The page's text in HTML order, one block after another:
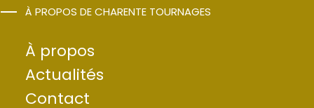
À PROPOS DE CHARENTE TOURNAGES
À propos
Actualités
Contact
UN DÉPARTEMENT